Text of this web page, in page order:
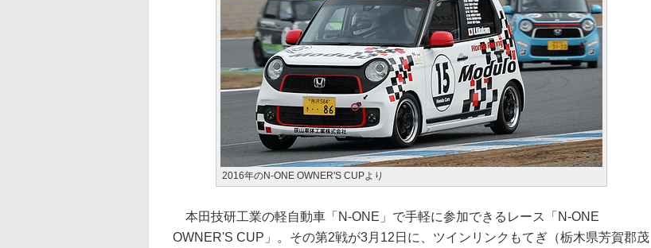
2016年のN-ONE OWNER'S CUPより
本田技研工業の軽自動車「N-ONE」で手軽に参加できるレース「N-ONE
OWNER'S CUP」。その第2戦が3月12日に、ツインリンクもてぎ（栃木県芳賀郡茂